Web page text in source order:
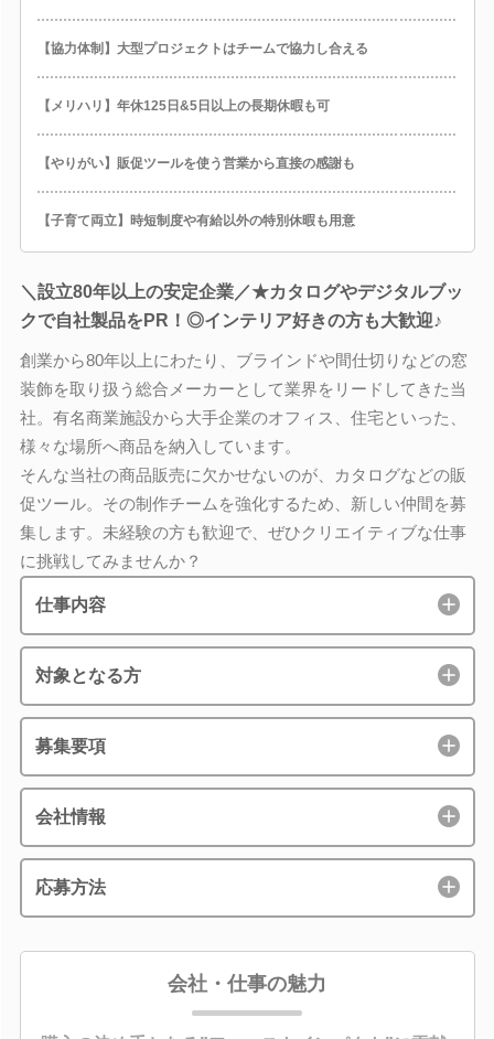
【協力体制】大型プロジェクトはチームで協力し合える
【メリハリ】年休125日&5日以上の長期休暇も可
【やりがい】販促ツールを使う営業から直接の感謝も
【子育て両立】時短制度や有給以外の特別休暇も用意
＼設立80年以上の安定企業／★カタログやデジタルブッ
クで自社製品をPR！◎インテリア好きの方も大歓迎♪
創業から80年以上にわたり、ブラインドや間仕切りなどの窓
装飾を取り扱う総合メーカーとして業界をリードしてきた当
社。有名商業施設から大手企業のオフィス、住宅といった、
様々な場所へ商品を納入しています。
そんな当社の商品販売に欠かせないのが、カタログなどの販
促ツール。その制作チームを強化するため、新しい仲間を募
集します。未経験の方も歓迎で、ぜひクリエイティブな仕事
に挑戦してみませんか？
仕事内容
対象となる方
募集要項
会社情報
応募方法
会社・仕事の魅力